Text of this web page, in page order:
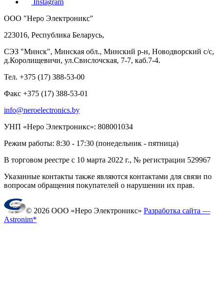
Instagram
ООО "Неро Электроникс"
223016, Республика Беларусь,
СЭЗ "Минск", Минская обл., Минский р-н, Новодворский с/с,
д.Королищевичи, ул.Свислочская, 7-7, каб.7-4.
Тел. +375 (17) 388-53-00
Факс +375 (17) 388-53-01
info@neroelectronics.by
УНП «Неро Электроникс»: 808001034
Режим работы: 8:30 - 17:30 (понедельник - пятница)
В торговом реестре с 10 марта 2022 г., № регистрации 529967
Указанные контакты также являются контактами для связи по
вопросам обращения покупателей о нарушении их прав.
© 2026 ООО «Неро Электроникс» Разработка сайта —
Astronim*